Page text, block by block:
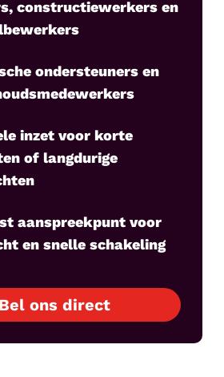
constructiewerkers en
ondersteuners en
inzet voor korte
of langdurige
aanspreekpunt voor
en snelle schakeling
Bel ons direct